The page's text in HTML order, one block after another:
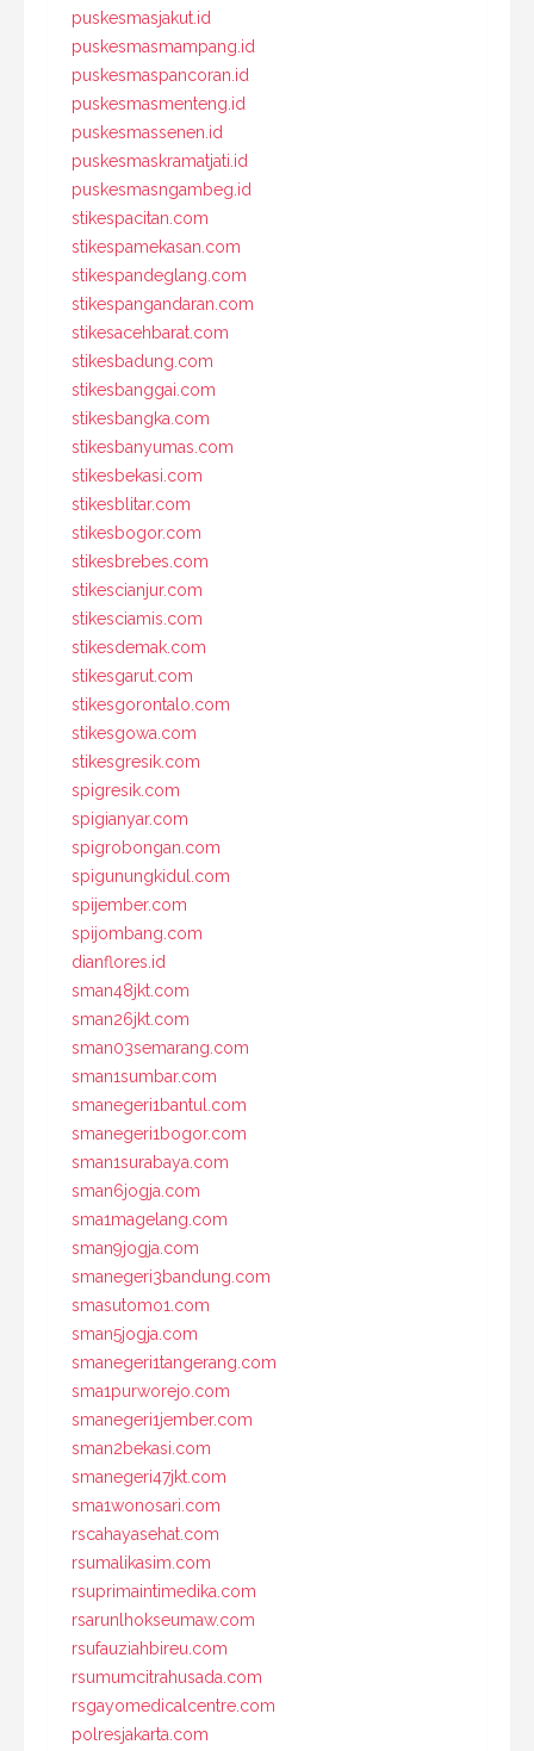
puskesmasjakut.id
puskesmasmampang.id
puskesmaspancoran.id
puskesmasmenteng.id
puskesmassenen.id
puskesmaskramatjati.id
puskesmasngambeg.id
stikespacitan.com
stikespamekasan.com
stikespandeglang.com
stikespangandaran.com
stikesacehbarat.com
stikesbadung.com
stikesbanggai.com
stikesbangka.com
stikesbanyumas.com
stikesbekasi.com
stikesblitar.com
stikesbogor.com
stikesbrebes.com
stikescianjur.com
stikesciamis.com
stikesdemak.com
stikesgarut.com
stikesgorontalo.com
stikesgowa.com
stikesgresik.com
spigresik.com
spigianyar.com
spigrobongan.com
spigunungkidul.com
spijember.com
spijombang.com
dianflores.id
sman48jkt.com
sman26jkt.com
sman03semarang.com
sman1sumbar.com
smanegeri1bantul.com
smanegeri1bogor.com
sman1surabaya.com
sman6jogja.com
sma1magelang.com
sman9jogja.com
smanegeri3bandung.com
smasutomo1.com
sman5jogja.com
smanegeri1tangerang.com
sma1purworejo.com
smanegeri1jember.com
sman2bekasi.com
smanegeri47jkt.com
sma1wonosari.com
rscahayasehat.com
rsumalikasim.com
rsuprimaintimedika.com
rsarunlhokseumaw.com
rsufauziahbireu.com
rsumumcitrahusada.com
rsgayomedicalcentre.com
polresjakarta.com